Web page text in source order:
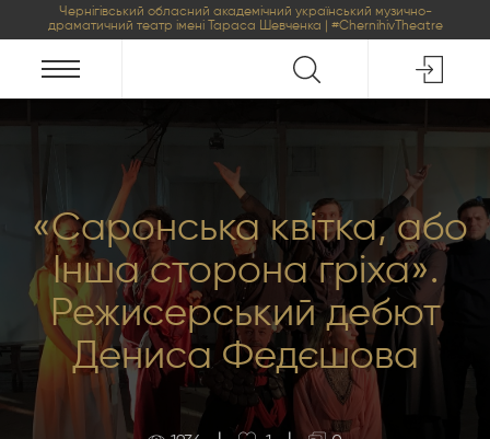
Чернігівський обласний академічний український музично-
драматичний театр імені Тараса Шевченка | #ChernihivTheatre
«Саронська квітка, або
Інша сторона гріха».
Режисерський дебют
Дениса Федєшова